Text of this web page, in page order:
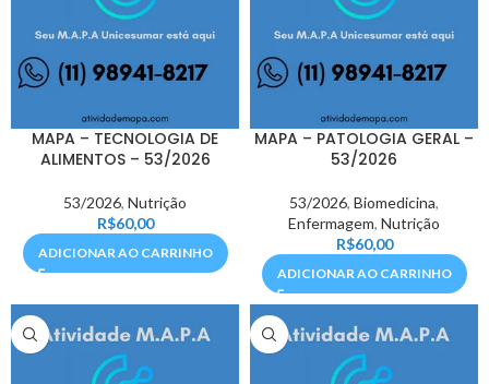
MAPA – TECNOLOGIA DE
ALIMENTOS – 53/2026
53/2026, Nutrição
R$60,00
ADICIONAR AO CARRINHO
MAPA – PATOLOGIA GERAL –
53/2026
53/2026, Biomedicina,
Enfermagem, Nutrição
R$60,00
ADICIONAR AO CARRINHO